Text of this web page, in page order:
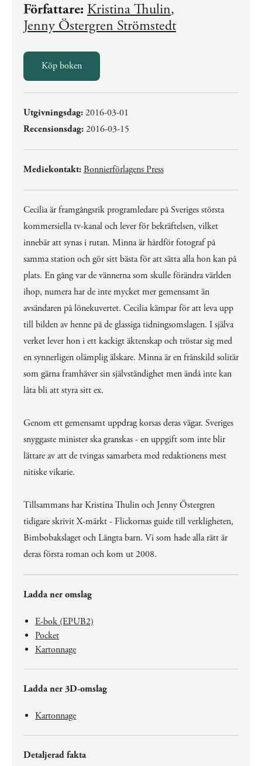
Författare: Kristina Thulin,
Jenny Östergren Strömstedt
Köp boken
Utgivningsdag:2016-03-01
Recensionsdag:2016-03-15
Mediekontakt: Bonnierförlagens Press
Cecilia är framgångsrik programledare på Sveriges största
kommersiella tv-kanal och lever för bekräftelsen, vilket
innebär att synas i rutan. Minna är hårdför fotograf på
samma station och gör sitt bästa för att sätta alla hon kan på
plats. En gång var de vännerna som skulle förändra världen
ihop, numera har de inte mycket mer gemensamt än
avsändaren på lönekuvertet. Cecilia kämpar för att leva upp
till bilden av henne på de glassiga tidningsomslagen. I själva
verket lever hon i ett kackigt äktenskap och tröstar sig med
en synnerligen olämplig älskare. Minna är en frånskild solitär
som gärna framhäver sin självständighet men ändå inte kan
låta bli att styra sitt ex.
Genom ett gemensamt uppdrag korsas deras vägar. Sveriges
snyggaste minister ska granskas - en uppgift som inte blir
lättare av att de tvingas samarbeta med redaktionens mest
nitiske vikarie.
Tillsammans har Kristina Thulin och Jenny Östergren
tidigare skrivit X-märkt - Flickornas guide till verkligheten,
Bimbobakslaget och Längta barn. Vi som hade alla rätt är
deras första roman och kom ut 2008.
Ladda ner omslag
E-bok (EPUB2)
Pocket
Kartonnage
Ladda ner 3D-omslag
Kartonnage
Detaljerad fakta